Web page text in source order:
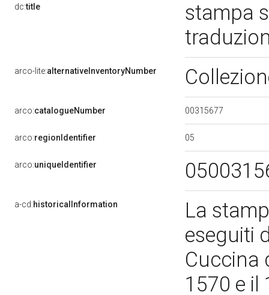
dc:title
stampa
arco-lite:alternativeInventoryNumber
arco:catalogueNumber 00315677
arco:regionIdentifier 05
arco:uniqueIdentifier
a-cd:historicalInformation
La
eseguiti
Cuccina
1570 e il